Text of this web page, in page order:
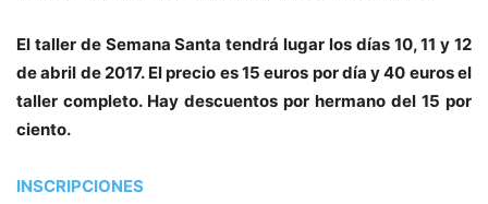
El taller de Semana Santa tendrá lugar los días 10, 11 y 12
de abril de 2017. El precio es 15 euros por día y 40 euros el
taller completo. Hay descuentos por hermano del 15 por
ciento.
INSCRIPCIONES